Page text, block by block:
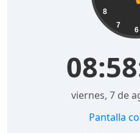
6
7
8
viernes, 7 de
Pantalla